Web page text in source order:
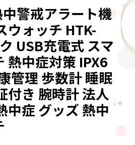
警戒アラート機
ウォッチ HTK-
USB充電式 スマ
熱中症対策 IPX6
管理 歩数計 睡眠
付き 腕時計 法人
中症 グッズ 熱中